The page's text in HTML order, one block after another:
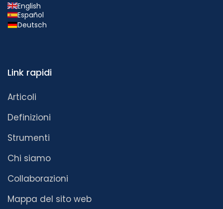
English
Español
Deutsch
Link rapidi
Articoli
Definizioni
Strumenti
Chi siamo
Collaborazioni
Mappa del sito web